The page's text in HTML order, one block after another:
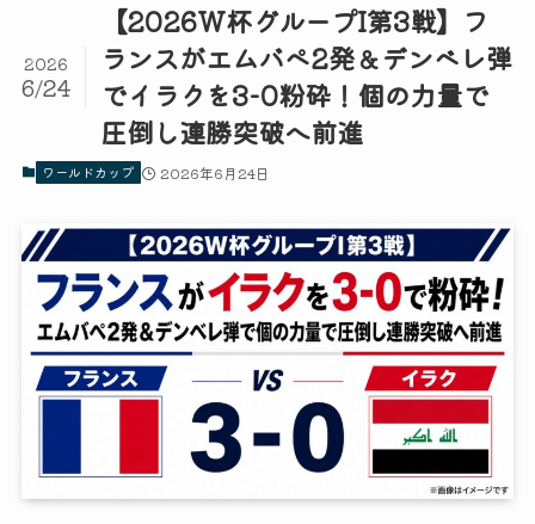
【2026W杯グループI第3戦】フ
ランスがエムバペ2発＆デンベレ弾
でイラクを3-0粉砕！個の力量で
圧倒し連勝突破へ前進
2026
6/24
ワールドカップ 2026年6月24日